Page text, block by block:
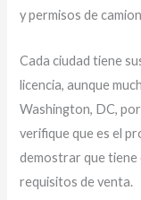
y permisos de
Cada ciudad tiene
licencia, aunque
Washington, DC,
verifique que es el
demostrar que tiene
requisitos de venta.